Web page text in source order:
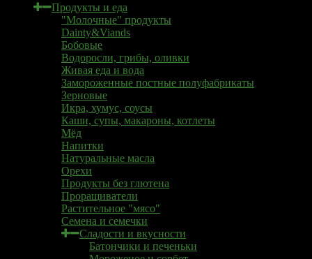
Продукты и еда
"Молочные" продукты
Dainty&Viands
Бобовые
Водоросли, грибы, оливки
Живая еда и вода
Замороженные постные полуфабрикаты
Зерновые
Икра, хумус, соусы
Каши, супы, макароны, котлеты
Мёд
Напитки
Натуральные масла
Орехи
Продукты без глютена
Проращиватели
Растительное "мясо"
Семена и семечки
Сладости и вкусности
Батончики и печеньки